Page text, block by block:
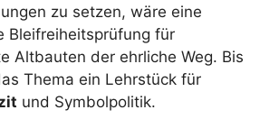
zu setzen, wäre eine
Bleifreiheitsprüfung für
Altbauten der ehrliche Weg. Bis
Thema ein Lehrstück für
und Symbolpolitik.